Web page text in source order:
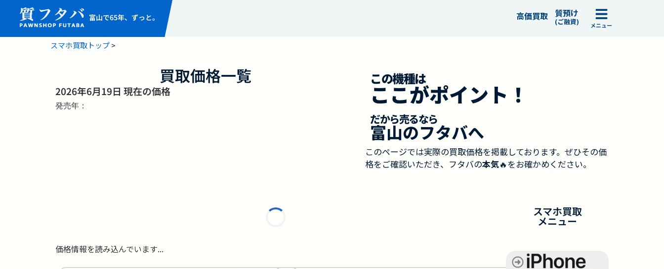
富山で65年、ずっと。 高価買取 質預け
(ご融資) メニュー
スマホ買取トップ>
買取価格一覧
2026年6月19日 現在の価格
発売年：
この機種は
ここがポイント！
だから売るなら
富山のフタバへ
このページでは実際の買取価格を掲載しております。ぜひその価
格をご確認いただき、フタバの本気🔥をお確かめください。
価格情報を読み込んでいます...
スマホ買取
メニュー